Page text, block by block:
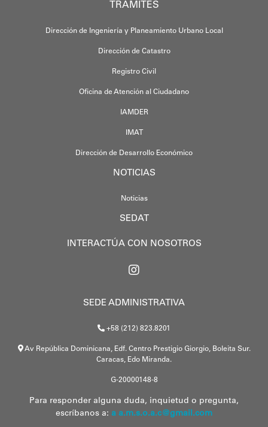
TRÁMITES
Dirección de Ingeniería y Planeamiento Urbano Local
Dirección de Catastro
Registro Civil
Oficina de Atención al Ciudadano
IAMDER
IMAT
Dirección de Desarrollo Económico
NOTICIAS
Noticias
SEDAT
INTERACTÚA CON NOSOTROS
SEDE ADMINISTRATIVA
+58 (212) 823.8201
Av República Dominicana, Edf. Centro Prestigio Giorgio, Boleita Sur.
Caracas, Edo Miranda.
G-20000148-8
Para responder alguna duda, inquietud o pregunta,
escríbanos a: a a.m.s.o.a.c@gmail.com